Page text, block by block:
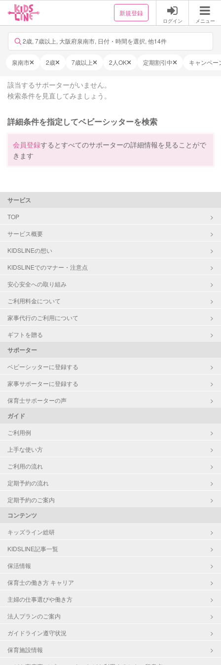
新規登録
ログイン メニュー
2歳, 7歳以上, 大阪府泉南市, 日付・時間を選択, 他14件
泉南市 2歳 7歳以上 2人OK 定期割引中 キャンペー
該当するサポーターがいません。
検索条件を見直してみましょう。
詳細条件を指定してベビーシッターを検索
会員登録するとすべてのサポーターの詳細情報を見ることがで
きます
サービス
TOP
サービス概要
KIDSLINEの想い
KIDSLINEでのマナー・注意点
安心安全への取り組み
ご利用料金について
家事代行のご利用について
ギフトを贈る
サポーター
ベビーシッターに登録する
家事サポーターに登録する
保育士サポーターの声
ガイド
ご利用例
上手な使い方
ご利用の流れ
定期予約の流れ
定期予約のご案内
コンテンツ
キッズライン総研
KIDSLINE記事一覧
保活情報
保育士の働き方 キャリア
主婦の仕事選びや働き方
法人プランのご案内
ガイドライン遵守状況
保育施設情報